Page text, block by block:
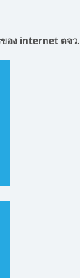
ของ internet ตจว.